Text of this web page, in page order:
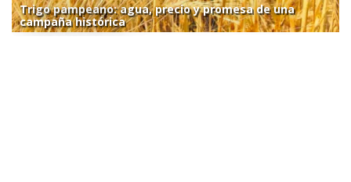
Trigo pampeano: agua, precio y promesa de una
campaña histórica